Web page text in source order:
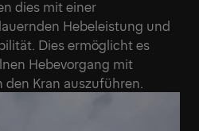
dies mit einer
Hebeleistung und
Dies ermöglicht es
Hebevorgang mit
den Kran auszuführen.